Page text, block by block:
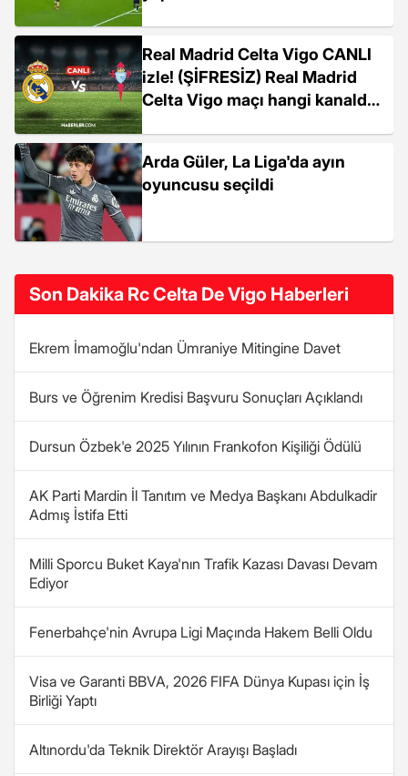
Real Madrid Celta Vigo CANLI
izle! (ŞİFRESİZ) Real Madrid
Celta Vigo maçı hangi kanalda,
Arda Güler, La Liga'da ayın
oyuncusu seçildi
Son Dakika Rc Celta De Vigo Haberleri
Ekrem İmamoğlu'ndan Ümraniye Mitingine Davet
Burs ve Öğrenim Kredisi Başvuru Sonuçları Açıklandı
Dursun Özbek'e 2025 Yılının Frankofon Kişiliği Ödülü
AK Parti Mardin İl Tanıtım ve Medya Başkanı Abdulkadir
Admış İstifa Etti
Milli Sporcu Buket Kaya'nın Trafik Kazası Davası Devam
Ediyor
Fenerbahçe'nin Avrupa Ligi Maçında Hakem Belli Oldu
Visa ve Garanti BBVA, 2026 FIFA Dünya Kupası için İş
Birliği Yaptı
Altınordu'da Teknik Direktör Arayışı Başladı